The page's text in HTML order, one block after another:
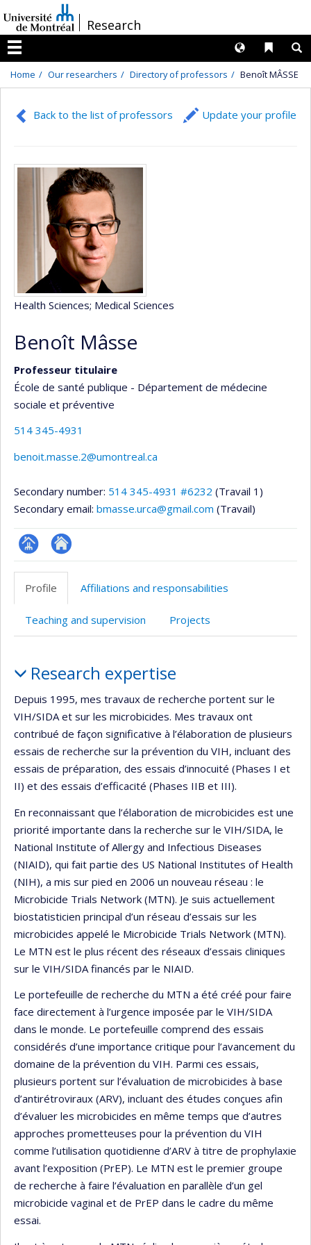
au
contenu
/Research
Menu
Liens
Langues
Home Our researchers Directory of professors Benoît MÂSSE
Back to the list of professors Update your profile
Health Sciences; Medical Sciences
Benoît Mâsse
Professeur titulaire
École de santé publique - Département de médecine
sociale et préventive
514 345-4931
benoit.masse.2@umontreal.ca
Secondary number: 514 345-4931 #6232 (Travail 1)
Secondary email: bmasse.urca@gmail.com (Travail)
Page Site
l’unité
Profile Affiliations and responsabilities
Teaching and supervision Projects
Research expertise
Depuis 1995, mes travaux de recherche portent sur le
VIH/SIDA et sur les microbicides. Mes travaux ont
contribué de façon significative à l’élaboration de plusieurs
essais de recherche sur la prévention du VIH, incluant des
essais de préparation, des essais d’innocuité (Phases I et
II) et des essais d’efficacité (Phases IIB et III).
En reconnaissant que l’élaboration de microbicides est une
priorité importante dans la recherche sur le VIH/SIDA, le
National Institute of Allergy and Infectious Diseases
(NIAID), qui fait partie des US National Institutes of Health
(NIH), a mis sur pied en 2006 un nouveau réseau : le
Microbicide Trials Network (MTN). Je suis actuellement
biostatisticien principal d’un réseau d’essais sur les
microbicides appelé le Microbicide Trials Network (MTN).
Le MTN est le plus récent des réseaux d’essais cliniques
sur le VIH/SIDA financés par le NIAID.
Le portefeuille de recherche du MTN a été créé pour faire
face directement à l’urgence imposée par le VIH/SIDA
dans le monde. Le portefeuille comprend des essais
considérés d’une importance critique pour l’avancement du
domaine de la prévention du VIH. Parmi ces essais,
plusieurs portent sur l’évaluation de microbicides à base
d’antirétroviraux (ARV), incluant des études conçues afin
d’évaluer les microbicides en même temps que d’autres
approches prometteuses pour la prévention du VIH
comme l’utilisation quotidienne d’ARV à titre de prophylaxie
avant l’exposition (PrEP). Le MTN est le premier groupe
de recherche à faire l’évaluation en parallèle d’un gel
microbicide vaginal et de PrEP dans le cadre du même
essai.